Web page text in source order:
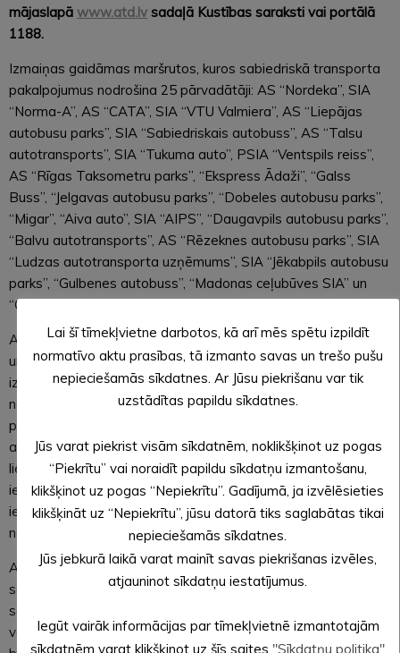
mājaslapā www.atd.lv sadaļā Kustības saraksti vai portālā
1188.
Izmaiņas gaidāmas maršrutos, kuros sabiedriskā transporta
pakalpojumus nodrošina 25 pārvadātāji: AS “Nordeka”, SIA
“Norma-A”, AS “CATA”, SIA “VTU Valmiera”, AS “Liepājas
autobusu parks”, SIA “Sabiedriskais autobuss”, AS “Talsu
autotransports”, SIA “Tukuma auto”, PSIA “Ventspils reiss”,
AS “Rīgas Taksometru parks”, “Ekspress Ādaži”, “Galss
Buss”, “Jelgavas autobusu parks”, “Dobeles autobusu parks”,
“Migar”, “Aiva auto”, SIA “AIPS”, “Daugavpils autobusu parks”,
“Balvu autotransports”, AS “Rēzeknes autobusu parks”, SIA
“Ludzas autotransporta uzņēmums”, SIA “Jēkabpils autobusu
parks”, “Gulbenes autobuss”, “Madonas ceļubūves SIA” un
“Ceļavējš”.
Autotransporta direkcija aicina svētku laikā būt piesardzīgiem
un ievērot valstī noteiktos ierobežojumus vīrusa Covid-19
izplatības ierobežošanai, kā arī izvērtēt sava brauciena
nepieciešamību un, ja iespējams, izmantot citas
pārvietošanās alternatīvas. Sabiedriskajā transportā,
autoostās un dzelzceļa stacijās mutes un deguna aizsega
lietošana ir obligāta. Tāpat pasažieri tiek aicināti maksimāli
ieturēt distanci vienam no otra, sēdvietas ieņemt pamīšus un
iegādāties biļeti internetā, autoostā vai autobusā,
neizmantojot skaidras naudas norēķinus.
Autotransporta direkcija aicina iedzīvotājus izmantot
sabiedriskā transporta pakalpojumus un paņemt biļeti par
savu braucienu, atgādinot, ka statistiku par reisa pieprasījumu
veido pasažieriem izsniegtais biļešu skaits. Par konstatētiem
Lai šī tīmekļvietne darbotos, kā arī mēs spētu izpildīt
normatīvo aktu prasības, tā izmanto savas un trešo pušu
nepieciešamās sīkdatnes. Ar Jūsu piekrišanu var tik
uzstādītas papildu sīkdatnes.
Jūs varat piekrist visām sīkdatnēm, noklikšķinot uz pogas
“Piekrītu” vai noraidīt papildu sīkdatņu izmantošanu,
klikšķinot uz pogas “Nepiekrītu”. Gadījumā, ja izvēlēsieties
klikšķināt uz “Nepiekrītu”, jūsu datorā tiks saglabātas tikai
nepieciešamās sīkdatnes.
Jūs jebkurā laikā varat mainīt savas piekrišanas izvēles,
atjauninot sīkdatņu iestatījumus.
Iegūt vairāk informācijas par tīmekļvietnē izmantotajām
sīkdatnēm varat klikšķinot uz šīs saites "Sīkdatņu politika"